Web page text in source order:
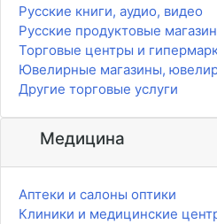
Русские книги, аудио, видео
Русские продуктовые
Торговые центры и
Ювелирные магазины,
Другие торговые услуги
Медицина
Аптеки и салоны оптики
Клиники и медицинские